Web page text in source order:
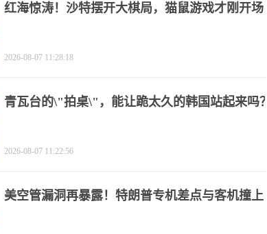
红海惊涛！沙特摆开大棋局，猫鼠游戏才刚开场
2026-08-07 11:28:18
青瓦台的\"拍桌\"，能让跪太久的韩国站起来吗？
2026-08-07 11:22:56
美空管漏洞再暴露！特朗普专机差点与客机撞上